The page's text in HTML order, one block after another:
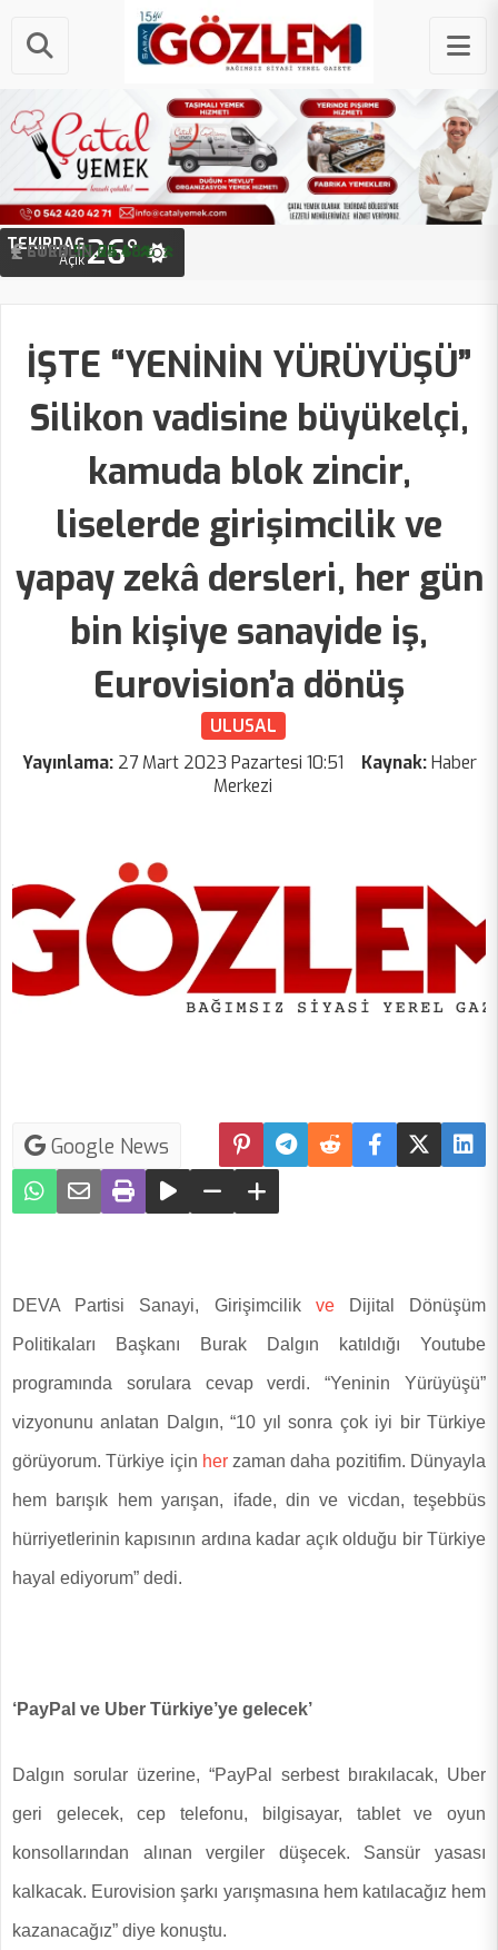
EURO 55.25 ₺
STERLIN 64.48 ₺
TEKIRDAĞ
Açık26°
İŞTE “YENİNİN YÜRÜYÜŞÜ”
Silikon vadisine büyükelçi,
kamuda blok zincir,
liselerde girişimcilik ve
yapay zekâ dersleri, her gün
bin kişiye sanayide iş,
Eurovision’a dönüş
ULUSAL
Yayınlama: 27 Mart 2023 Pazartesi 10:51 Kaynak: Haber
Merkezi
Google News
DEVA Partisi Sanayi, GirişimcilikveDijital Dönüşüm
Politikaları Başkanı Burak Dalgın katıldığı Youtube
programında sorulara cevap verdi. “Yeninin Yürüyüşü”
vizyonunu anlatan Dalgın, “10 yıl sonra çok iyi bir Türkiye
görüyorum. Türkiye için herzaman daha pozitifim. Dünyayla
hem barışık hem yarışan, ifade, din ve vicdan, teşebbüs
hürriyetlerinin kapısının ardına kadar açık olduğu bir Türkiye
hayal ediyorum” dedi.
‘PayPal ve Uber Türkiye’ye gelecek’
Dalgın sorular üzerine, “PayPal serbest bırakılacak, Uber
geri gelecek, cep telefonu, bilgisayar, tablet ve oyun
konsollarından alınan vergiler düşecek. Sansür yasası
kalkacak. Eurovision şarkı yarışmasına hem katılacağız hem
kazanacağız” diye konuştu.